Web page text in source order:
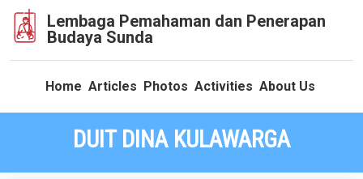
Lembaga Pemahaman dan Penerapan
Budaya Sunda
Home Articles Photos Activities About Us
DUIT DINA KULAWARGA